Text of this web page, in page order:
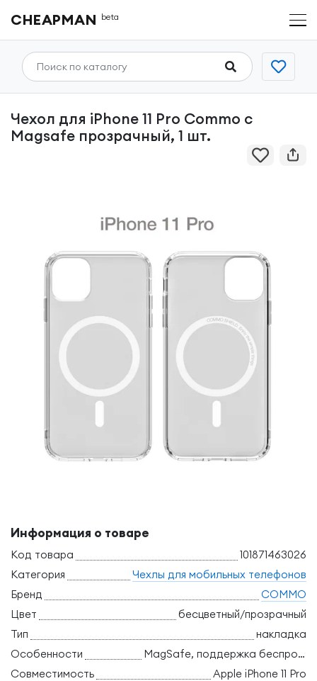
CHEAPMAN beta
Чехол для iPhone 11 Pro Commo с
Magsafe прозрачный, 1 шт.
Информация о товаре
Код товара
101871463026
Категория
Чехлы для мобильных телефонов
Бренд
COMMO
Цвет
бесцветный/прозрачный
Тип
накладка
Особенности
MagSafe, поддержка беспроводной зарядки
Совместимость
Apple iPhone 11 Pro